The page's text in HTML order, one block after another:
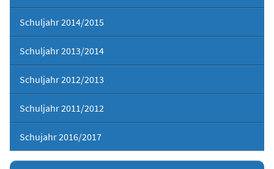
Schuljahr 2014/2015
Schuljahr 2013/2014
Schuljahr 2012/2013
Schuljahr 2011/2012
Schujahr 2016/2017